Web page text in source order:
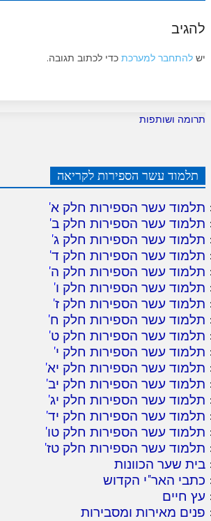
להגיב
יש להתחבר למערכת כדי לכתוב תגובה.
תרומה ושותפות
תלמוד עשר הספירות לקריאה
תלמוד עשר הספירות חלק א'
תלמוד עשר הספירות חלק ב'
תלמוד עשר הספירות חלק ג'
תלמוד עשר הספירות חלק ד'
תלמוד עשר הספירות חלק ה'
תלמוד עשר הספירות חלק ו'
תלמוד עשר הספירות חלק ז'
תלמוד עשר הספירות חלק ח'
תלמוד עשר הספירות חלק ט'
תלמוד עשר הספירות חלק י'
תלמוד עשר הספירות חלק יא'
תלמוד עשר הספירות חלק יב'
תלמוד עשר הספירות חלק יג'
תלמוד עשר הספירות חלק יד'
תלמוד עשר הספירות חלק טו'
תלמוד עשר הספירות חלק טז'
בית שער הכוונות
כתבי האר"י הקדוש
עץ חיים
פנים מאירות ומסבירות